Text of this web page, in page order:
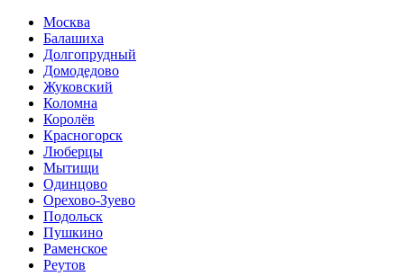
Москва
Балашиха
Долгопрудный
Домодедово
Жуковский
Коломна
Королёв
Красногорск
Люберцы
Мытищи
Одинцово
Орехово-Зуево
Подольск
Пушкино
Раменское
Реутов